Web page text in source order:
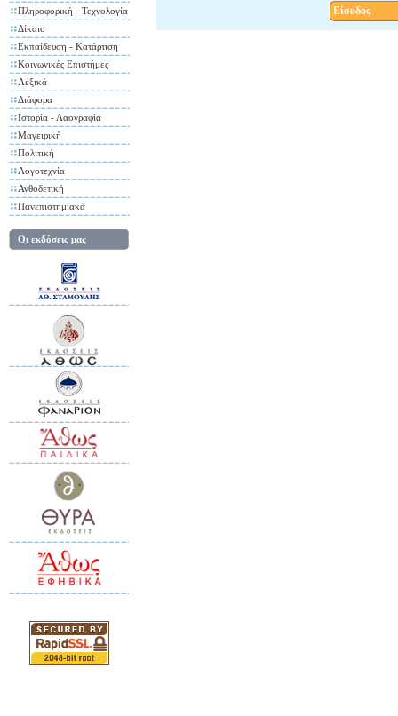
Πληροφορική - Τεχνολογία
Δίκαιο
Εκπαίδευση - Κατάρτιση
Κοινωνικές Επιστήμες
Λεξικά
Διάφορα
Ιστορία - Λαογραφία
Μαγειρική
Πολιτική
Λογοτεχνία
Ανθοδετική
Πανεπιστημιακά
Οι εκδόσεις μας
Είσοδος